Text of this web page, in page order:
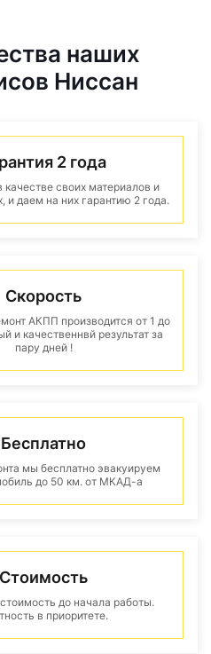
наших
Ниссан
2 года
своих материалов и
и даем на них гарантию 2 года.
Скорость
АКПП производится от 1 до
и качественнвй результат за
пару дней !
Бесплатно
мы бесплатно эвакуируем
до 50 км. от МКАД-а
Стоимость
до начала работы.
в приоритете.